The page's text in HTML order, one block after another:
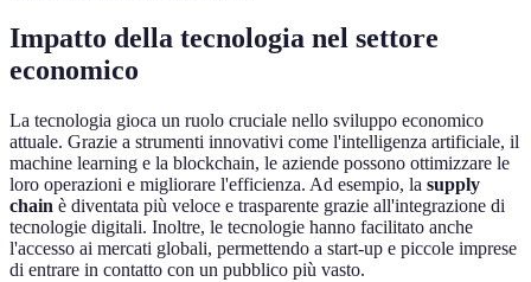
Impatto della tecnologia nel settore
economico
La tecnologia gioca un ruolo cruciale nello sviluppo economico
attuale. Grazie a strumenti innovativi come l'intelligenza artificiale, il
machine learning e la blockchain, le aziende possono ottimizzare le
loro operazioni e migliorare l'efficienza. Ad esempio, la supply
chain è diventata più veloce e trasparente grazie all'integrazione di
tecnologie digitali. Inoltre, le tecnologie hanno facilitato anche
l'accesso ai mercati globali, permettendo a start-up e piccole imprese
di entrare in contatto con un pubblico più vasto.